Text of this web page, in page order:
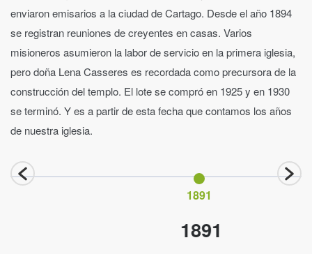
enviaron emisarios a la ciudad de Cartago. Desde el año 1894
se registran reuniones de creyentes en casas. Varios
misioneros asumieron la labor de servicio en la primera iglesia,
pero doña Lena Casseres es recordada como precursora de la
construcción del templo. El lote se compró en 1925 y en 1930
se terminó. Y es a partir de esta fecha que contamos los años
de nuestra iglesia.
1891
1891